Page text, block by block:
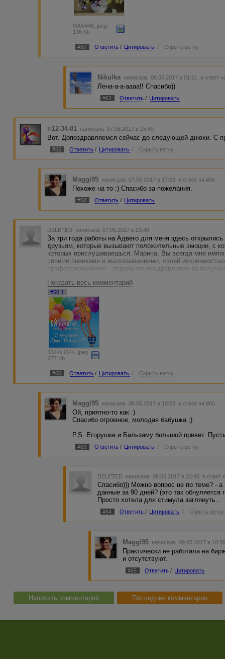
800x646, jpeg
136 Kb
#57 Ответить / Цитировать / Скрыть ветку
Nikulka написала 08.05.2017 в 01:51 в ответ
Лена-а-а-аааа!! Спасибо))
#62 Ответить / Цитировать
r-12-34-01 написала 07.05.2017 в 15:49
Вот. Допоздравляемся сейчас до следующей днюхи. С
#56 Ответить / Цитировать / Скрыть ветку
Maggi95 написала 07.05.2017 в 17:03 в ответ на #56
Похоже на то :) Спасибо за пожелания.
#58 Ответить / Цитировать
DELETED написала 07.05.2017 в 23:48
За три года работы на Адвего для меня здесь
друзьям, которые вызывают положительные эмоции, с
которых прислушиваешься. Марина, Вы всегда мне
своими оценками и высказываниями, своей
профессионализме - отдельное поздравление за
Вашим родным и близким! (извините, что с опозданием:
усмотрела вовремя ветку с Вашим праздником). Еще
Показать весь комментарий
#60.1
1344x1344, jpeg
277 Kb
#60 Ответить / Цитировать / Скрыть ветку
Maggi95 написала 08.05.2017 в 10:03 в ответ на #60
Ой, приятно-то как :)
Спасибо огромное, молодая бабушка ;)
P.S. Егорушке и Бальзаму большой привет.
#63 Ответить / Цитировать / Скрыть ветку
DELETED написала 08.05.2017 в 22:45 в ответ
Спасибо))) Можно вопрос не по теме? -
данные за 90 дней? (это так
Просто хотела для стимула заглянуть...
#64 Ответить / Цитировать / Скрыть ветку
Maggi95 написала 09.05.2017 в
Практически не работала на
и отсутствуют.
#65 Ответить / Цитировать
Написать комментарий Последние комментарии